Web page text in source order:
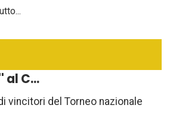
C...
vincitori del Torneo nazionale